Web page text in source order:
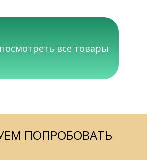
все товары
ПОПРОБОВАТЬ